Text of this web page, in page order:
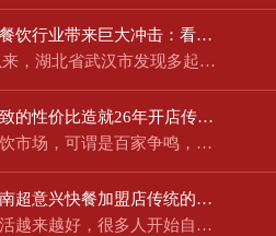
转载：疫情给餐饮行业带来巨大冲击：看海底捞如何应对
2019年12月以来，湖北省武汉市发现多起病毒性肺炎病例，后诊断为新型冠状病毒肺炎，随后相关病情在全国范围内…
超意兴快餐极致的性价比造就26年开店传奇开出400家连锁店声名远播
纵观当前的餐饮市场，可谓是百家争鸣，竞争激烈的同时，顾客的选择也是非常的丰富。很多餐饮品牌的名字都能够…
山东老字号济南超意兴快餐加盟店传统的坚持与传承
随着人们的生活越来越好，很多人开始自己选择创业。现代社会给人们带来的压力也很大，节奏快的生活紧张的学习…